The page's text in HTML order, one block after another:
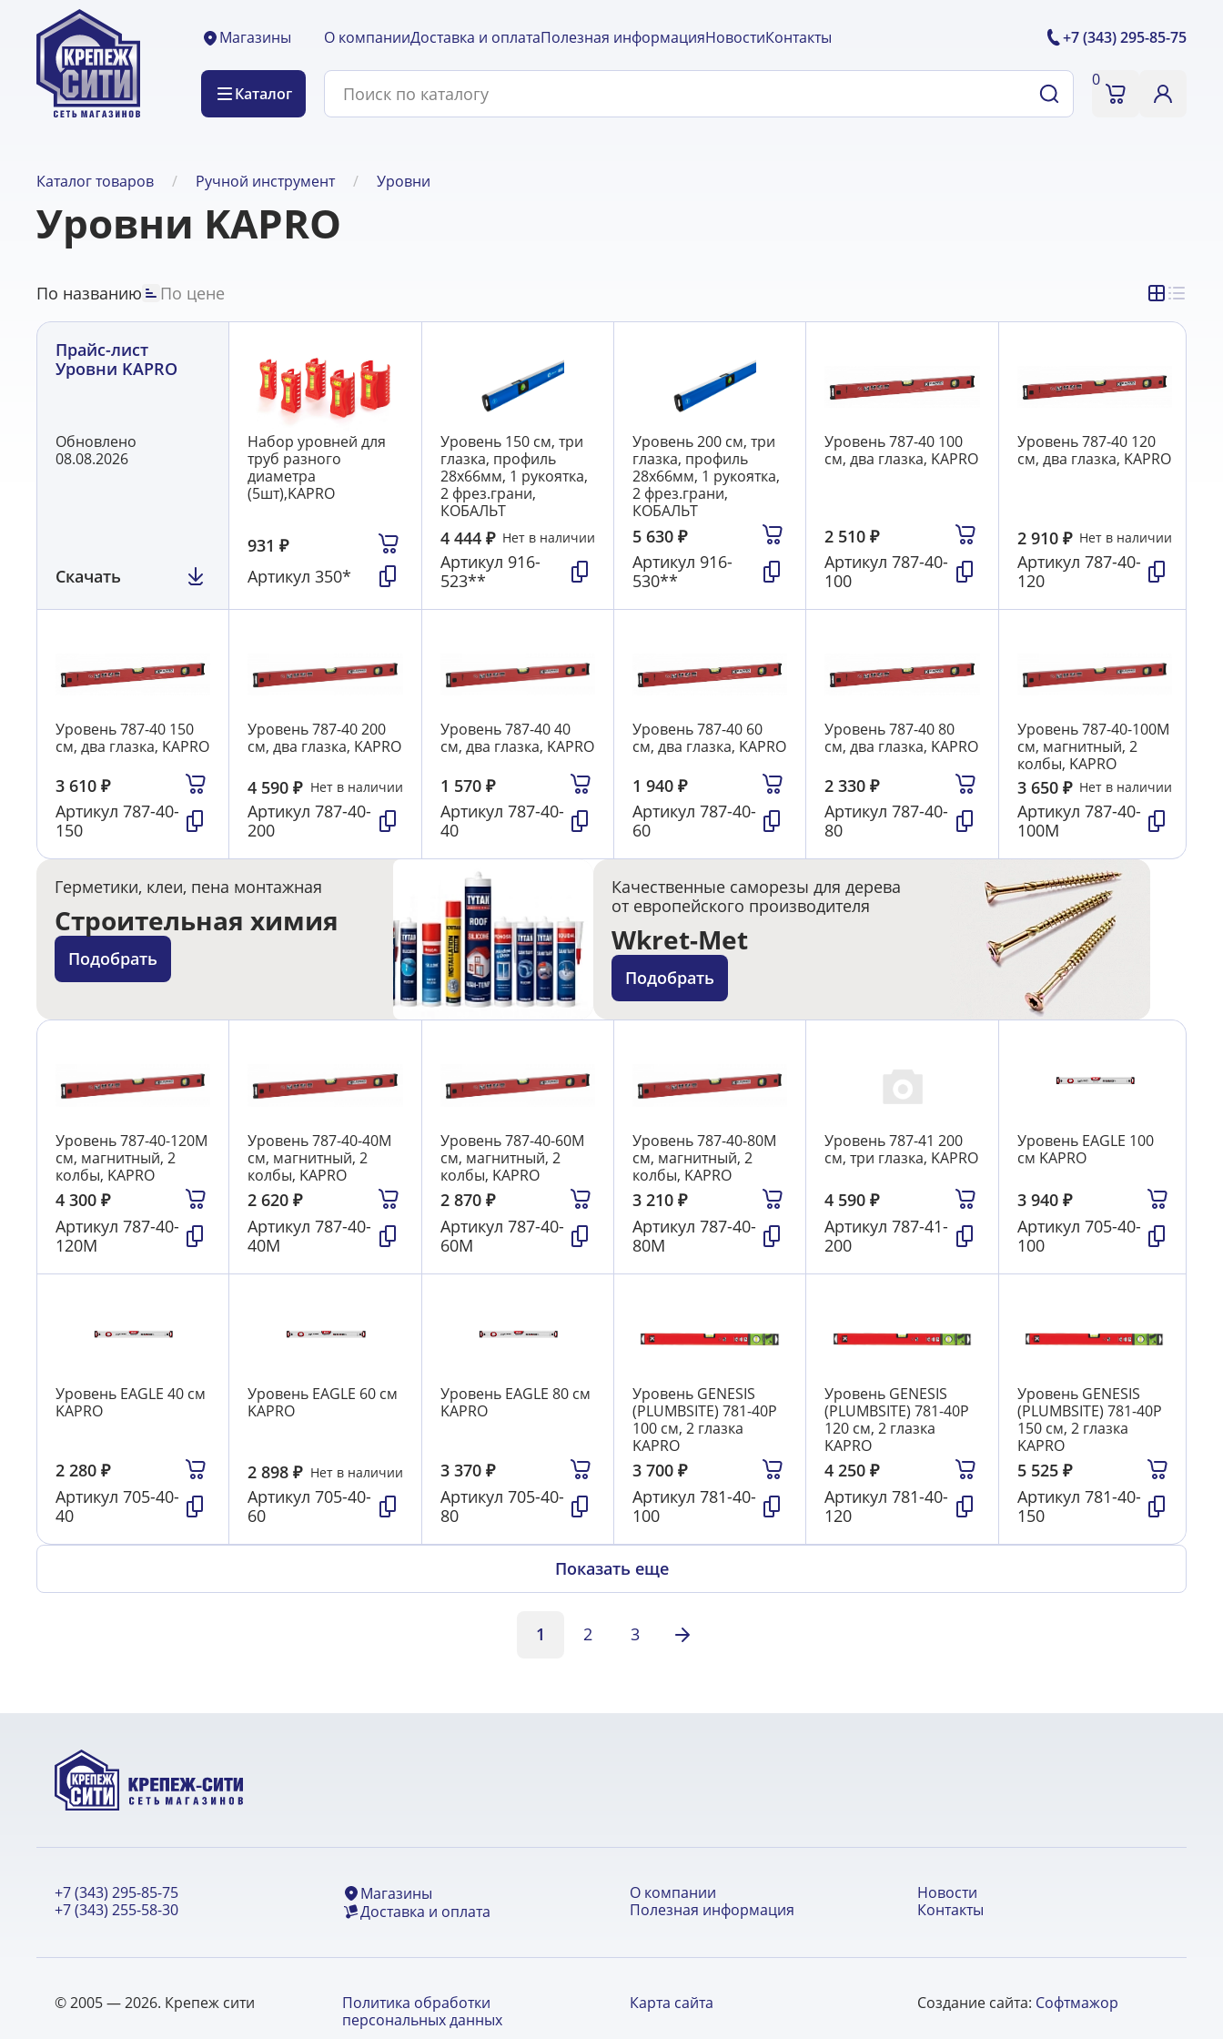
Магазины
Каталог
О компанииДоставка и оплатаПолезная информацияНовостиКонтакты +7 (343) 295-85-75
0
Каталог товаров Ручной инструмент Уровни
Уровни KAPRO
По названию По цене
Прайс-лист
Уровни KAPRO
Обновлено
08.08.2026
Скачать
Набор уровней для
труб разного
диаметра
(5шт),KAPRO
931₽
Артикул350*
Уровень 150 см, три
глазка, профиль
28х66мм, 1 рукоятка,
2 фрез.грани,
КОБАЛЬТ
4 444 ₽ Нет в наличии
Артикул 916-
523**
Уровень 200 см, три
глазка, профиль
28х66мм, 1 рукоятка,
2 фрез.грани,
КОБАЛЬТ
5 630 ₽
Артикул 916-
530**
Уровень 787-40 100
см, два глазка, KAPRO
2 510₽
Артикул787-40-
100
Уровень 787-40 120
см, два глазка, KAPRO
2 910 ₽ Нет в наличии
Артикул 787-40-
120
Уровень 787-40 150
см, два глазка, KAPRO
3 610 ₽
Артикул 787-40-
150
Уровень 787-40 200
см, два глазка, KAPRO
4 590₽ Нет в наличии
Артикул787-40-
200
Уровень 787-40 40
см, два глазка, KAPRO
1 570 ₽
Артикул 787-40-
40
Уровень 787-40 60
см, два глазка, KAPRO
1 940 ₽
Артикул 787-40-
60
Уровень 787-40 80
см, два глазка, KAPRO
2 330₽
Артикул787-40-
80
Уровень 787-40-100М
см, магнитный, 2
колбы, KAPRO
3 650 ₽ Нет в наличии
Артикул 787-40-
100М
Герметики, клеи, пена монтажная
Строительная химия
Подобрать
Качественные саморезы для дерева
от европейского производителя
Wkret-Met
Подобрать
Уровень 787-40-120М
см, магнитный, 2
колбы, KAPRO
4 300 ₽
Артикул 787-40-
120М
Уровень 787-40-40М
см, магнитный, 2
колбы, KAPRO
2 620₽
Артикул787-40-
40М
Уровень 787-40-60М
см, магнитный, 2
колбы, KAPRO
2 870 ₽
Артикул 787-40-
60М
Уровень 787-40-80М
см, магнитный, 2
колбы, KAPRO
3 210 ₽
Артикул 787-40-
80М
Уровень 787-41 200
см, три глазка, KAPRO
4 590₽
Артикул787-41-
200
Уровень EAGLE 100
см KAPRO
3 940 ₽
Артикул 705-40-
100
Уровень EAGLE 40 см
KAPRO
2 280 ₽
Артикул 705-40-
40
Уровень EAGLE 60 см
KAPRO
2 898₽ Нет в наличии
Артикул705-40-
60
Уровень EAGLE 80 см
KAPRO
3 370 ₽
Артикул 705-40-
80
Уровень GENESIS
(PLUMBSITE) 781-40Р
100 см, 2 глазка
KAPRO
3 700 ₽
Артикул 781-40-
100
Уровень GENESIS
(PLUMBSITE) 781-40Р
120 см, 2 глазка
KAPRO
4 250₽
Артикул781-40-
120
Уровень GENESIS
(PLUMBSITE) 781-40Р
150 см, 2 глазка
KAPRO
5 525 ₽
Артикул 781-40-
150
Показать еще
1 2 3
+7 (343) 295-85-75
+7 (343) 255-58-30
Магазины
Доставка и оплата
О компании
Полезная информация
Новости
Контакты
© 2005 — 2026. Крепеж сити
Политика обработки
персональных данных
Карта сайта Создание сайта: Софтмажор